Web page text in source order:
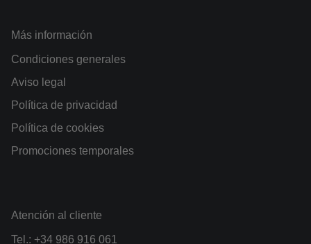
Más información
Condiciones generales
Aviso legal
Política de privacidad
Política de cookies
Promociones temporales
Atención al cliente
Tel.: +34 986 916 061